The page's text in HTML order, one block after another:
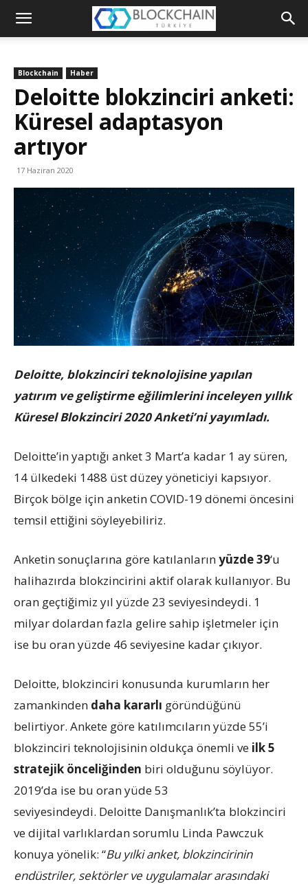
Blockchain
Platformu
Blockchain Haber
Deloitte blokzinciri anketi:
Küresel adaptasyon
artıyor
17 Haziran 2020
Deloitte, blokzinciri teknolojisine yapılan
yatırım ve geliştirme eğilimlerini inceleyen yıllık
Küresel Blokzinciri 2020 Anketi’ni yayımladı.
Deloitte’in yaptığı anket 3 Mart’a kadar 1 ay süren,
14 ülkedeki 1488 üst düzey yöneticiyi kapsıyor.
Birçok bölge için anketin COVID-19 dönemi öncesini
temsil ettiğini söyleyebiliriz.
Anketin sonuçlarına göre katılanlarınyüzde 39‘u
halihazırda blokzincirini aktif olarak kullanıyor. Bu
oran geçtiğimiz yıl yüzde 23 seviyesindeydi. 1
milyar dolardan fazla gelire sahip işletmeler için
ise bu oran yüzde 46 seviyesine kadar çıkıyor.
Deloitte, blokzinciri konusunda kurumların her
zamankinden daha kararlı göründüğünü
belirtiyor. Ankete göre katılımcıların yüzde 55’i
blokzinciri teknolojisinin oldukça önemli ve ilk 5
stratejik önceliğinden biri olduğunu söylüyor.
2019’da ise bu oran yüde 53
seviyesindeydi. Deloitte Danışmanlık’ta blokzinciri
ve dijital varlıklardan sorumlu Linda Pawczuk
konuya yönelik: “Bu yılki anket, blokzincirinin
endüstriler, sektörler ve uygulamalar arasındaki